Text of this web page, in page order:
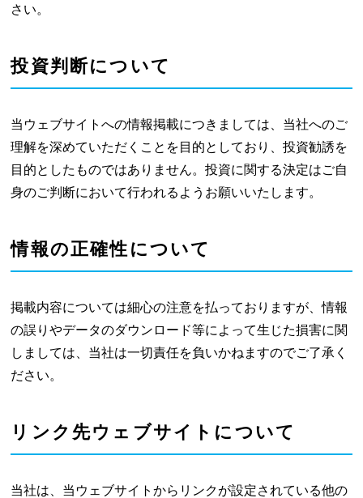
さい。
投資判断について
当ウェブサイトへの情報掲載につきましては、当社へのご
理解を深めていただくことを目的としており、投資勧誘を
目的としたものではありません。投資に関する決定はご自
身のご判断において行われるようお願いいたします。
情報の正確性について
掲載内容については細心の注意を払っておりますが、情報
の誤りやデータのダウンロード等によって生じた損害に関
しましては、当社は一切責任を負いかねますのでご了承く
ださい。
リンク先ウェブサイトについて
当社は、当ウェブサイトからリンクが設定されている他の